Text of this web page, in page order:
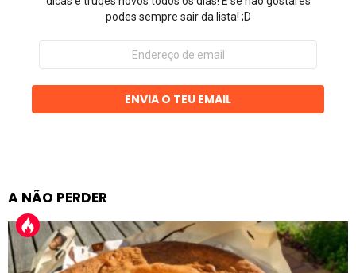
podes sempre sair da lista! ;D
Endereço
email
ENVIA O TEU EMAIL
A NÃO PERDER